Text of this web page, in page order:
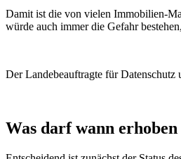
Damit ist die von vielen Immobilien-
würde auch immer die Gefahr
Der Landebeauftragte für
Was darf wann